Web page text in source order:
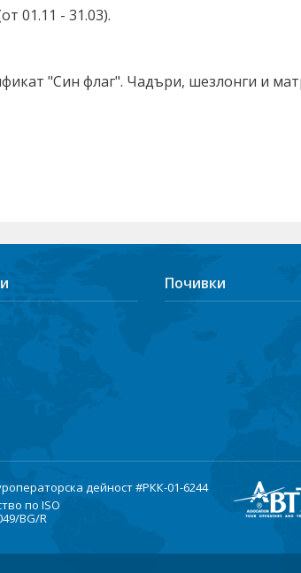
01.11 - 31.03).
"Син флаг". Чадъри, шезлонги и
Почивки
дейност#РКК-01-6244
по ISO
BG/R